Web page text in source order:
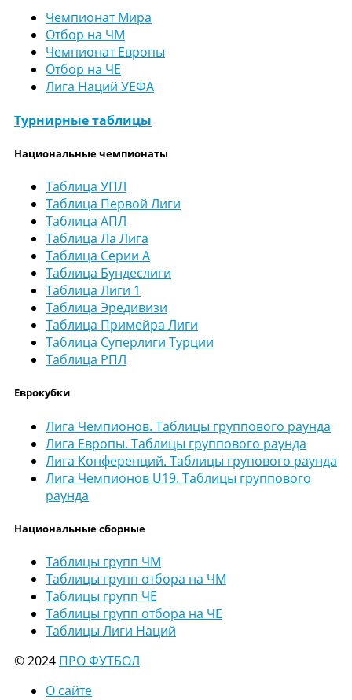
Чемпионат Мира
Отбор на ЧМ
Чемпионат Европы
Отбор на ЧЕ
Лига Наций УЕФА
Турнирные таблицы
Национальные чемпионаты
Таблица УПЛ
Таблица Первой Лиги
Таблица АПЛ
Таблица Ла Лига
Таблица Серии А
Таблица Бундеслиги
Таблица Лиги 1
Таблица Эредивизи
Таблица Примейра Лиги
Таблица Суперлиги Турции
Таблица РПЛ
Еврокубки
Лига Чемпионов. Таблицы группового раунда
Лига Европы. Таблицы группового раунда
Лига Конференций. Таблицы групового раунда
Лига Чемпионов U19. Таблицы группового
раунда
Национальные сборные
Таблицы групп ЧМ
Таблицы групп отбора на ЧМ
Таблицы групп ЧЕ
Таблицы групп отбора на ЧЕ
Таблицы Лиги Наций
© 2024 ПРО ФУТБОЛ
О сайте